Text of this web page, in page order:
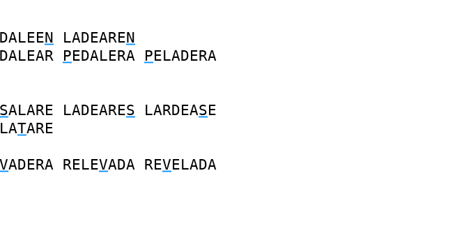
N LADEAREN
PEDALERA PELADERA
SALARE LADEARES LARDEASE
TARE
VADERA RELEVADA REVELADA